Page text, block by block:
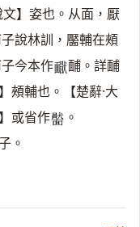
】姿也。从面，厭
說林訓，靨輔在頰
今本作𩉇 䩉。詳䩉
頰輔也。【楚辭·大
或省作𩉂 。
。